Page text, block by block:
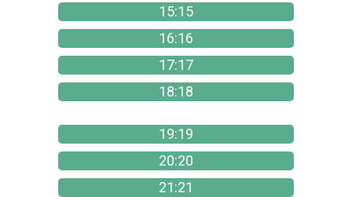
15:15
16:16
17:17
18:18
19:19
20:20
21:21